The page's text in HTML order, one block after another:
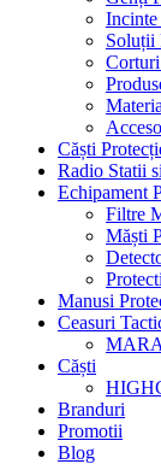
Incinte
Soluții
Corturi
Căști
Radio Statii
Echipament
Filtre
Măști
Manusi
Ceasuri
Căști
Branduri
Promotii
Blog